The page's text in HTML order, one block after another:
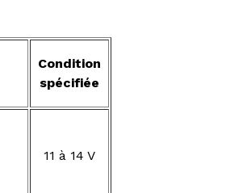
Condition
spécifiée
11 à 14 V